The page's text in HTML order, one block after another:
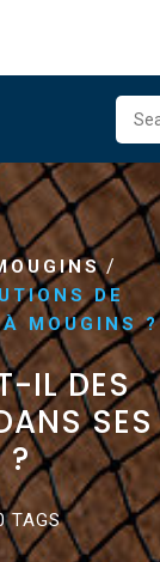
/
DE
MOUGINS ?
IL DES
SES
?
TAGS